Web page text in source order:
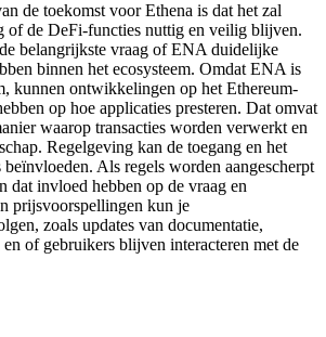
de toekomst voor Ethena is dat het zal
of de DeFi-functies nuttig en veilig blijven.
belangrijkste vraag of ENA duidelijke
binnen het ecosysteem. Omdat ENA is
kunnen ontwikkelingen op het Ethereum-
op hoe applicaties presteren. Dat omvat
waarop transacties worden verwerkt en
Regelgeving kan de toegang en het
Als regels worden aangescherpt
dat invloed hebben op de vraag en
prijsvoorspellingen kun je
zoals updates van documentatie,
of gebruikers blijven interacteren met de